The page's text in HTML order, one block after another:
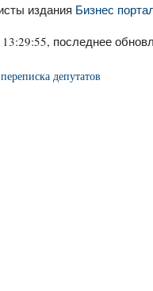
издания Бизнес
, последнее
депутатов